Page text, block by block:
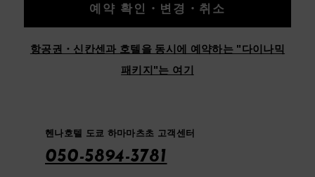
예약 확인・변경・취소
항공권・신칸센과 호텔을 동시에 예약하는 "다이나믹
패키지"는 여기
헨나호텔 도쿄 하마마츠초 고객센터
050-5894-3781